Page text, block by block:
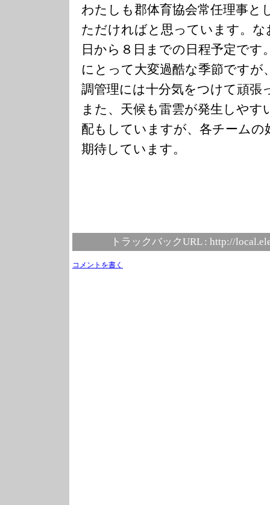
わたしも郡体育協会常任理事と
ただければと思っています。
日から８日までの日程予定です
にとって大変過酷な季節ですが
調管理には十分気をつけて頑張
また、天候も雷雲が発生しやす
配もしていますが、各チーム
期待しています。
トラックバックURL : http://
コメントを書く